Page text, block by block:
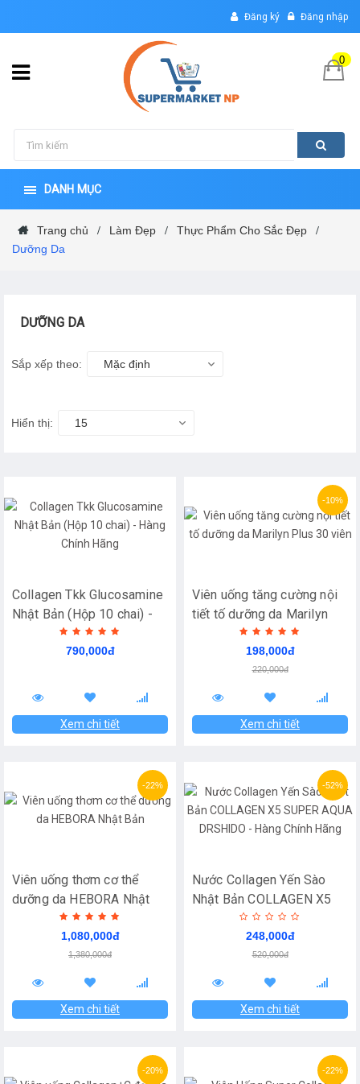
Đăng ký Đăng nhập
0
DANH MỤC
Trang chủ / Làm Đẹp / Thực Phẩm Cho Sắc Đẹp /
Dưỡng Da
DƯỠNG DA
Sắp xếp theo: Mặc định
Hiển thị: 15
Collagen Tkk Glucosamine
Nhật Bản (Hộp 10 chai) -
Hàng Chính Hãng
790,000đ
Xem chi tiết
-10%
Viên uống tăng cường nội
tiết tố dưỡng da Marilyn
Plus 30 viên
198,000đ
220,000đ
Xem chi tiết
-22%
Viên uống thơm cơ thể
dưỡng da HEBORA Nhật
1,080,000đ
1,380,000đ
Xem chi tiết
-52%
Nước Collagen Yến Sào
Nhật Bản COLLAGEN X5
SUPER AQUA DRSHIDO -
Hàng Chính Hãng
248,000đ
520,000đ
Xem chi tiết
-20% -22%